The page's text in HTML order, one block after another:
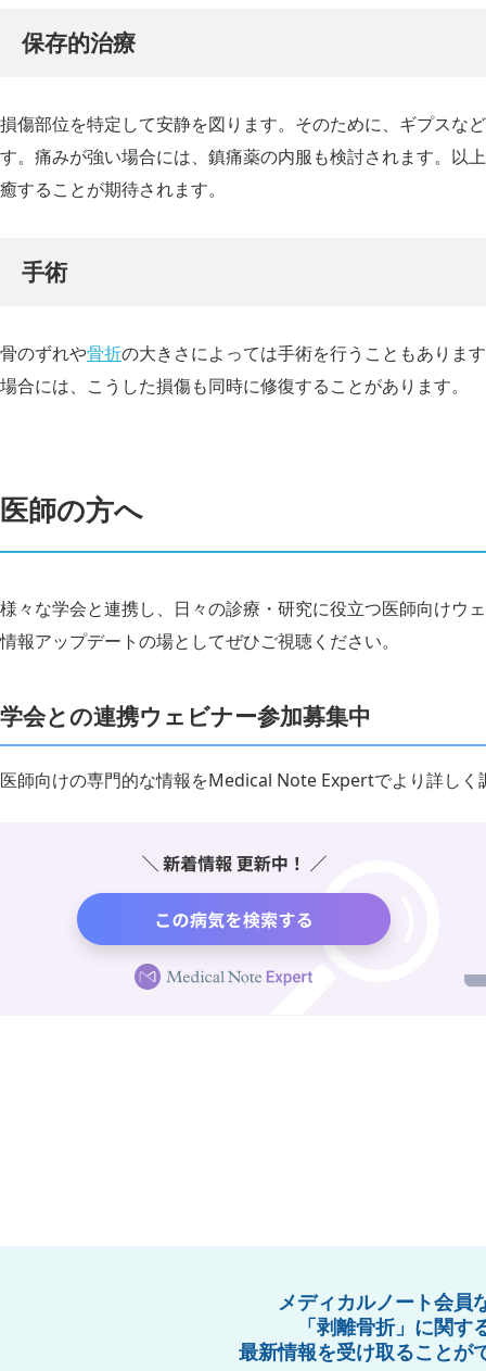
保存的治療
損傷部位を特定して安静を図ります。そのために、ギプスな
す。痛みが強い場合には、鎮痛薬の内服も検討されます。以
癒することが期待されます。
手術
骨のずれや骨折の大きさによっては手術を行うこともありま
場合には、こうした損傷も同時に修復することがあります。
医師の方へ
様々な学会と連携し、日々の診療・研究に役立つ医師向けウ
情報アップデートの場としてぜひご視聴ください。
学会との連携ウェビナー参加募集中
医師向けの専門的な情報をMedical Note Expertでより詳しく
メディカルノート会員
「剥離骨折」に関す
最新情報を受け取ることが